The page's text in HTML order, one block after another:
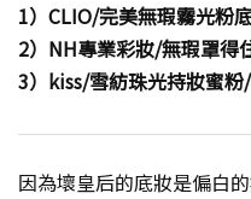
1）CLIO/完美無瑕霧光粉
2）NH專業彩妝/無瑕罩得
3）kiss/雪紡珠光持妝蜜
因為壞皇后的底妝是偏白